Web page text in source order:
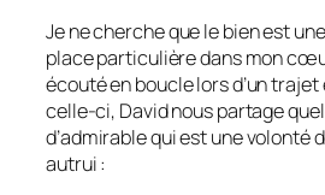
Je ne cherche que le bienest
place particulière dans mon
écouté en boucle lors d’un
celle-ci, David nous partage
d’admirable qui est une volonté
autrui :